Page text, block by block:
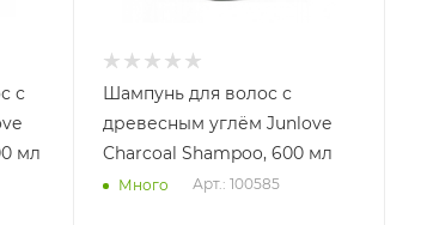
с
мл
Шампунь для волос с
древесным углём Junlove
Charcoal Shampoo, 600 мл
Много Арт.: 100585